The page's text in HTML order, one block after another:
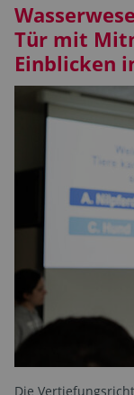
Tür mit
Einblicken
Die